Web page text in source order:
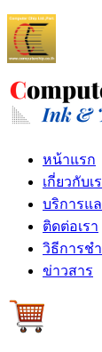
หน้าแรก
เกี่ยวกับเ
บริการแ
ติดต่อเรา
วิธีการช
ข่าวสาร